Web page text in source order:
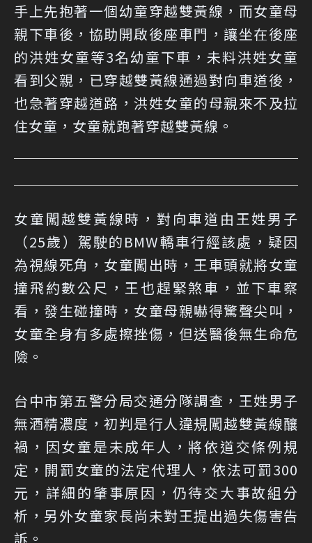
手上先抱著一個幼童穿越雙黃線，而女童母
親下車後，協助開啟後座車門，讓坐在後座
的洪姓女童等3名幼童下車，未料洪姓女童
看到父親，已穿越雙黃線通過對向車道後，
也急著穿越道路，洪姓女童的母親來不及拉
住女童，女童就跑著穿越雙黃線。
女童闖越雙黃線時，對向車道由王姓男子
（25歲）駕駛的BMW轎車行經該處，疑因
為視線死角，女童闖出時，王車頭就將女童
撞飛約數公尺，王也趕緊煞車，並下車察
看，發生碰撞時，女童母親嚇得驚聲尖叫，
女童全身有多處擦挫傷，但送醫後無生命危
險。
台中市第五警分局交通分隊調查，王姓男子
無酒精濃度，初判是行人違規闖越雙黃線釀
禍，因女童是未成年人，將依道交條例規
定，開罰女童的法定代理人，依法可罰300
元，詳細的肇事原因，仍待交大事故組分
析，另外女童家長尚未對王提出過失傷害告
訴。